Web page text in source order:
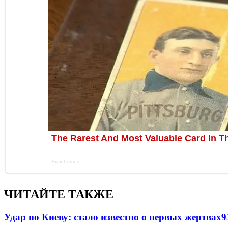
ЧИТАЙТЕ ТАКЖЕ
Удар по Киеву: стало известно о первых жертвах